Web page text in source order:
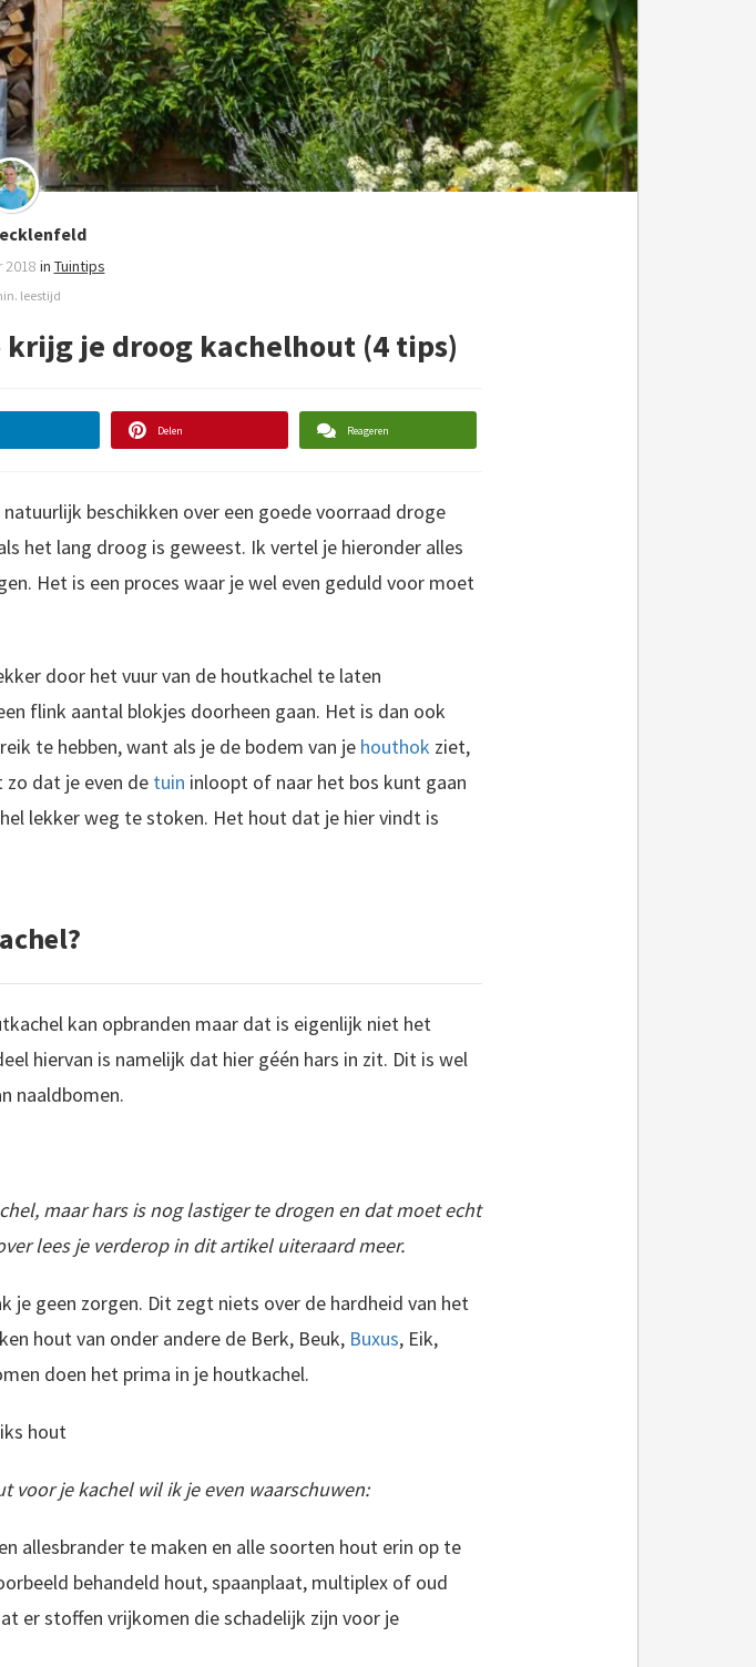
2018 in Tuintips
leestijd
krijg je droog kachelhout (4 tips)
Delen Reageren
beschikken over een goede voorraad droge
het lang droog is geweest. Ik vertel je hieronder alles
Het is een proces waar je wel even geduld voor moet
door het vuur van de houtkachel te laten
flink aantal blokjes doorheen gaan. Het is dan ook
te hebben, want als je de bodem van je houthok ziet,
zo dat je even de tuin inloopt of naar het bos kunt gaan
lekker weg te stoken. Het hout dat je hier vindt is
kan opbranden maar dat is eigenlijk niet het
hiervan is namelijk dat hier géén hars in zit. Dit is wel
naaldbomen.
maar hars is nog lastiger te drogen en dat moet echt
lees je verderop in dit artikel uiteraard meer.
geen zorgen. Dit zegt niets over de hardheid van het
hout van onder andere de Berk, Beuk, Buxus, Eik,
doen het prima in je houtkachel.
voor je kachel wil ik je even waarschuwen:
allesbrander te maken en alle soorten hout erin op te
behandeld hout, spaanplaat, multiplex of oud
er stoffen vrijkomen die schadelijk zijn voor je